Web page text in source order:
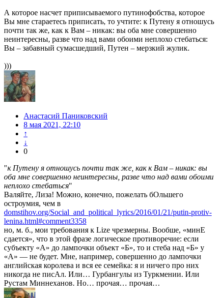
А которое насчет приписываемого путинофобства, которое
Вы мне стараетесь приписать, то учтите: к Путену я отношусь
почти так же, как к Вам – никак: вы оба мне совершенно
неинтересны, разве что над вами обоими неплохо стебаться:
Вы – забавный сумасшедший, Путен – мерзкий жулик.
)))
Анастасий Паниковский
8 мая 2021, 22:10
↑
↓
0
"к Путену я отношусь почти так же, как к Вам – никак: вы
оба мне совершенно неинтересны, разве что над вами обоими
неплохо стебаться"
Валяйте, Лиза! Можно, конечно, пожелать бОльшего
остроумия, чем в
domstihov.org/Social_and_political_lyrics/2016/01/21/putin-protiv-
lenina.html#comment3358
но, м. б., мои требования к Lize чрезмерны. Вообше, «минЕ
сдается», что в этой фразе логическое противоречие: если
субъекту «А» до лампочки объект «Б», то и стеба над «Б» у
«А» — не будет. Мне, например, совершенно до лампочки
английская королева и вся ее семейка: я и ничего про них
никогда не писАл. Или… Гурбангулы из Туркмении. Или
Рустам Миннеханов. Но… прочая… прочая…